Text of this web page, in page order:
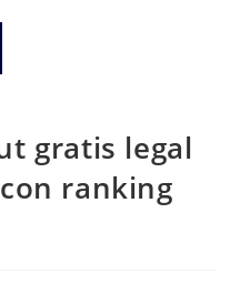
gratis legal
ranking